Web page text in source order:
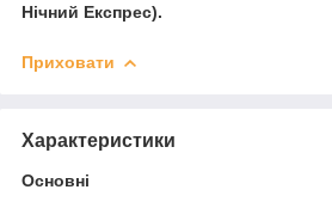
Нічний Експрес).
Приховати
Характеристики
Основні